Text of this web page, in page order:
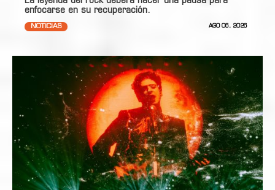
enfocarse en su recuperación.
NOTICIAS AGO 06, 2026